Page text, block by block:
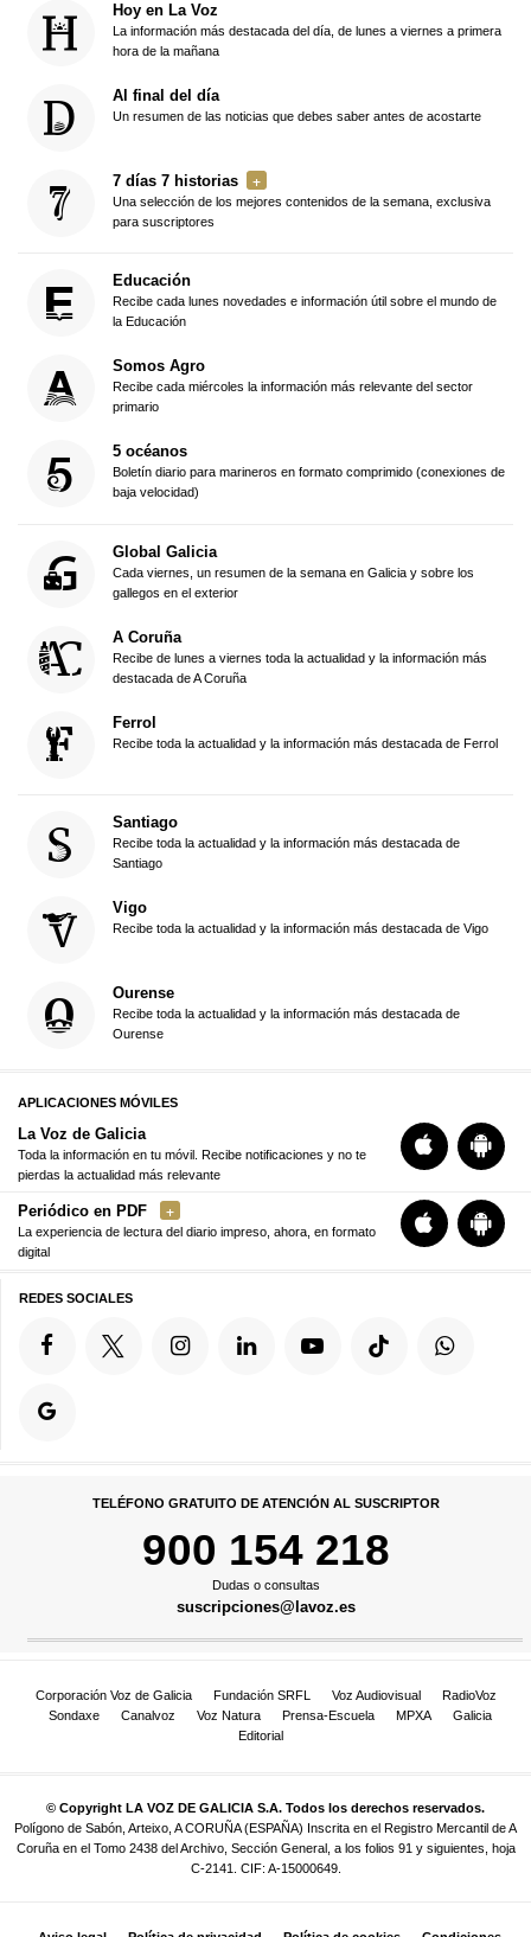
Hoy en La Voz
La información más destacada del día, de lunes a viernes a primera
hora de la mañana
Al final del día
Un resumen de las noticias que debes saber antes de acostarte
7 días 7 historias
Una selección de los mejores contenidos de la semana, exclusiva
para suscriptores
Educación
Recibe cada lunes novedades e información útil sobre el mundo de
la Educación
Somos Agro
Recibe cada miércoles la información más relevante del sector
primario
5 océanos
Boletín diario para marineros en formato comprimido (conexiones de
baja velocidad)
Global Galicia
Cada viernes, un resumen de la semana en Galicia y sobre los
gallegos en el exterior
A Coruña
Recibe de lunes a viernes toda la actualidad y la información más
destacada de A Coruña
Ferrol
Recibe toda la actualidad y la información más destacada de Ferrol
Santiago
Recibe toda la actualidad y la información más destacada de
Santiago
Vigo
Recibe toda la actualidad y la información más destacada de Vigo
Ourense
Recibe toda la actualidad y la información más destacada de
Ourense
APLICACIONES MÓVILES
La Voz de Galicia
Toda la información en tu móvil. Recibe notificaciones y no te
pierdas la actualidad más relevante
Periódico en PDF
La experiencia de lectura del diario impreso, ahora, en formato
digital
REDES SOCIALES
TELÉFONO GRATUITO DE ATENCIÓN AL SUSCRIPTOR
900 154 218
Dudas o consultas
suscripciones@lavoz.es
Corporación Voz de Galicia Fundación SRFL Voz Audiovisual
RadioVoz
Sondaxe
Canalvoz Voz Natura Prensa-Escuela MPXA
Galicia
Editorial
© Copyright LA VOZ DE GALICIA S.A. Todos los derechos reservados.
Polígono de Sabón, Arteixo, A CORUÑA (ESPAÑA) Inscrita en el Registro Mercantil de A
Coruña en el Tomo 2438 del Archivo, Sección General, a los folios 91 y siguientes, hoja
C-2141. CIF: A-15000649.